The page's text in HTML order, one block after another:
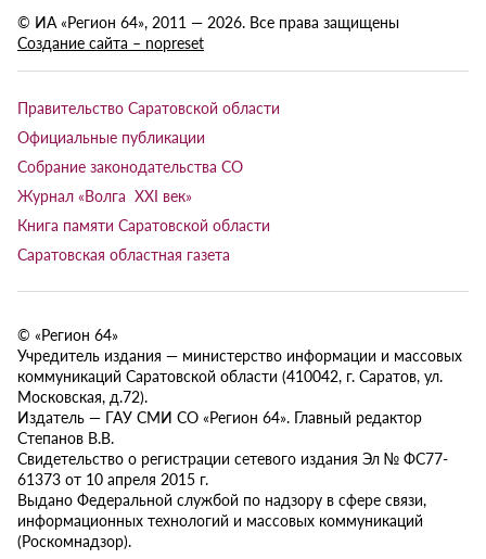
© ИА «Регион 64», 2011 — 2026. Все права защищены
Создание сайта – nopreset
Правительство Саратовской области
Официальные публикации
Собрание законодательства СО
Журнал «Волга XXI век»
Книга памяти Саратовской области
Саратовская областная газета
© «Регион 64»
Учредитель издания — министерство информации и массовых
коммуникаций Саратовской области (410042, г. Саратов, ул.
Московская, д.72).
Издатель — ГАУ СМИ СО «Регион 64». Главный редактор
Степанов В.В.
Свидетельство о регистрации сетевого издания Эл № ФС77-
61373 от 10 апреля 2015 г.
Выдано Федеральной службой по надзору в сфере связи,
информационных технологий и массовых коммуникаций
(Роскомнадзор).